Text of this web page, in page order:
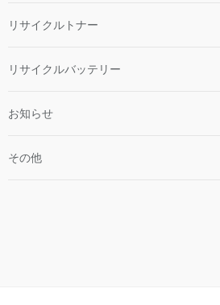
リサイクルトナー
リサイクルバッテリー
お知らせ
その他